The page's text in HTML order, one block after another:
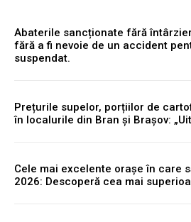
Abaterile sancționate fără
fără a fi nevoie de un accident
suspendat.
Prețurile supelor, porțiilor de
în localurile din Bran și Brașov:
Cele mai excelente orașe în care
2026: Descoperă cea mai